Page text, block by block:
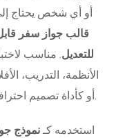
أو أي شخص يحتاج
قالب جواز سفر
للتعديل. مناسب
الأنظمة، التدريب،
أو كأداة تصميم احترافية.
استخدمه كـنموذج